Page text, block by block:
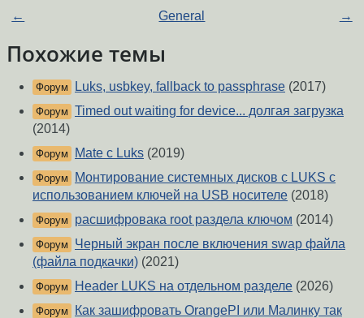
← General →
Похожие темы
Форум Luks, usbkey, fallback to passphrase (2017)
Форум Timed out waiting for device... долгая загрузка
(2014)
Форум Mate с Luks (2019)
Форум
Монтирование системных дисков с LUKS с
использованием ключей на USB носителе (2018)
Форум расшифровака root раздела ключом (2014)
Форум
Черный экран после включения swap файла
(файла подкачки) (2021)
Форум Header LUKS на отдельном разделе (2026)
Форум
Как зашифровать OrangePI или Малинку так